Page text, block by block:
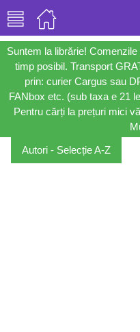
Suntem la librărie!
timp posibil. Transport
prin: curier Cargus sau
FANbox etc. (sub taxa e 21
Pentru cărți la prețuri mici
Autori - Selecție A-Z